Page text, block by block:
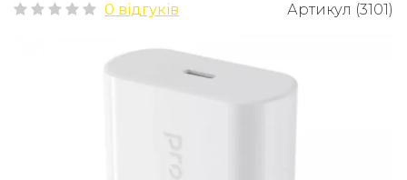
0 відгуків Артикул (3101)